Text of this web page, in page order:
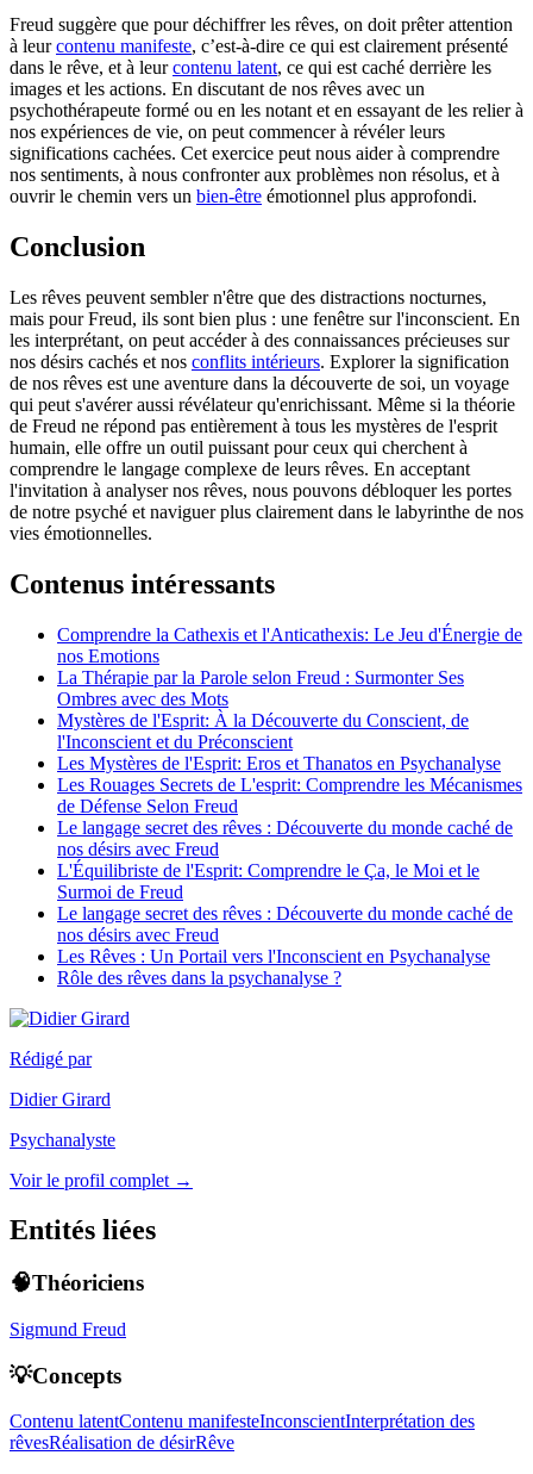
Freud suggère que pour déchiffrer les rêves, on doit prêter attention
à leurcontenu manifeste, c’est-à-dire ce qui est clairement présenté
dans le rêve, et à leurcontenu latent, ce qui est caché derrière les
images et les actions. En discutant de nos rêves avec un
psychothérapeute formé ou en les notant et en essayant de les relier à
nos expériences de vie, on peut commencer à révéler leurs
significations cachées. Cet exercice peut nous aider à comprendre
nos sentiments, à nous confronter aux problèmes non résolus, et à
ouvrir le chemin vers un bien-être émotionnel plus approfondi.
Conclusion
Les rêves peuvent sembler n'être que des distractions nocturnes,
mais pour Freud, ils sont bien plus : une fenêtre sur l'inconscient. En
les interprétant, on peut accéder à des connaissances précieuses sur
nos désirs cachés et nos conflits intérieurs. Explorer la signification
de nos rêves est une aventure dans la découverte de soi, un voyage
qui peut s'avérer aussi révélateur qu'enrichissant. Même si la théorie
de Freud ne répond pas entièrement à tous les mystères de l'esprit
humain, elle offre un outil puissant pour ceux qui cherchent à
comprendre le langage complexe de leurs rêves. En acceptant
l'invitation à analyser nos rêves, nous pouvons débloquer les portes
de notre psyché et naviguer plus clairement dans le labyrinthe de nos
vies émotionnelles.
Contenus intéressants
Comprendre la Cathexis et l'Anticathexis: Le Jeu d'Énergie de
nos Emotions
La Thérapie par la Parole selon Freud : Surmonter Ses
Ombres avec des Mots
Mystères de l'Esprit: À la Découverte du Conscient, de
l'Inconscient et du Préconscient
Les Mystères de l'Esprit: Eros et Thanatos en Psychanalyse
Les Rouages Secrets de L'esprit: Comprendre les Mécanismes
de Défense Selon Freud
Le langage secret des rêves : Découverte du monde caché de
nos désirs avec Freud
L'Équilibriste de l'Esprit: Comprendre le Ça, le Moi et le
Surmoi de Freud
Le langage secret des rêves : Découverte du monde caché de
nos désirs avec Freud
Les Rêves : Un Portail vers l'Inconscient en Psychanalyse
Rôle des rêves dans la psychanalyse ?
Rédigé par
Didier Girard
Psychanalyste
Voir le profil complet →
Entités liées
🧠Théoriciens
Sigmund Freud
💡Concepts
Contenu latentContenu manifesteInconscientInterprétation des
rêvesRéalisation de désirRêve